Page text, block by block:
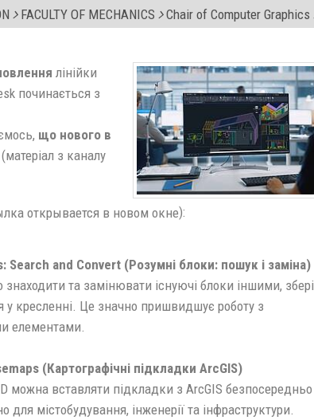
FACULTY OF MECHANICS Chair of Computer Graphics
лінійки
починається з
що нового в
(матеріал з каналу
):
Search and Convert (Розумні блоки: пошук і заміна)
та замінювати існуючі блоки іншими,
у кресленні. Це значно пришвидшує роботу з
елементами.
(Картографічні підкладки ArcGIS)
можна вставляти підкладки з ArcGIS
для містобудування, інженерії та інфраструктури.